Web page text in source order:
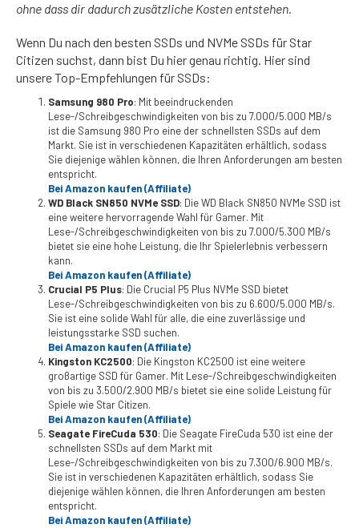
ohne dass dir dadurch zusätzliche Kosten entstehen.
Wenn Du nach den besten SSDs und NVMe SSDs für Star
Citizen suchst, dann bist Du hier genau richtig. Hier sind
unsere Top-Empfehlungen für SSDs:
Samsung 980 Pro: Mit beeindruckenden
Lese-/Schreibgeschwindigkeiten von bis zu 7.000/5.000 MB/s
ist die Samsung 980 Pro eine der schnellsten SSDs auf dem
Markt. Sie ist in verschiedenen Kapazitäten erhältlich, sodass
Sie diejenige wählen können, die Ihren Anforderungen am besten
entspricht.
Bei Amazon kaufen (Affiliate)
WD Black SN850 NVMe SSD: Die WD Black SN850 NVMe SSD ist
eine weitere hervorragende Wahl für Gamer. Mit
Lese-/Schreibgeschwindigkeiten von bis zu 7.000/5.300 MB/s
bietet sie eine hohe Leistung, die Ihr Spielerlebnis verbessern
kann.
Bei Amazon kaufen (Affiliate)
Crucial P5 Plus: Die Crucial P5 Plus NVMe SSD bietet
Lese-/Schreibgeschwindigkeiten von bis zu 6.600/5.000 MB/s.
Sie ist eine solide Wahl für alle, die eine zuverlässige und
leistungsstarke SSD suchen.
Bei Amazon kaufen (Affiliate)
Kingston KC2500: Die Kingston KC2500 ist eine weitere
großartige SSD für Gamer. Mit Lese-/Schreibgeschwindigkeiten
von bis zu 3.500/2.900 MB/s bietet sie eine solide Leistung für
Spiele wie Star Citizen.
Bei Amazon kaufen (Affiliate)
Seagate FireCuda 530: Die Seagate FireCuda 530 ist eine der
schnellsten SSDs auf dem Markt mit
Lese-/Schreibgeschwindigkeiten von bis zu 7.300/6.900 MB/s.
Sie ist in verschiedenen Kapazitäten erhältlich, sodass Sie
diejenige wählen können, die Ihren Anforderungen am besten
entspricht.
Bei Amazon kaufen (Affiliate)